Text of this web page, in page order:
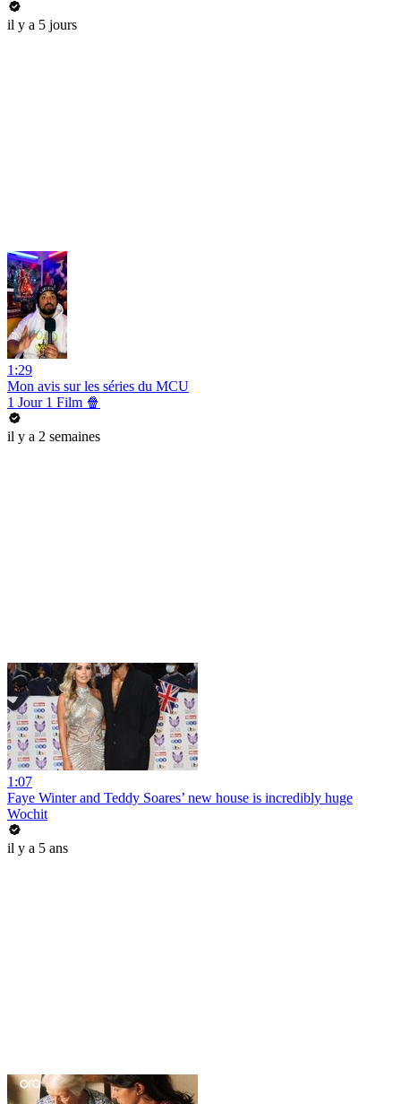
il y a 5 jours
1:29
Mon avis sur les séries du MCU
1 Jour 1 Film 🍿
il y a 2 semaines
1:07
Faye Winter and Teddy Soares’ new house is incredibly huge
Wochit
il y a 5 ans